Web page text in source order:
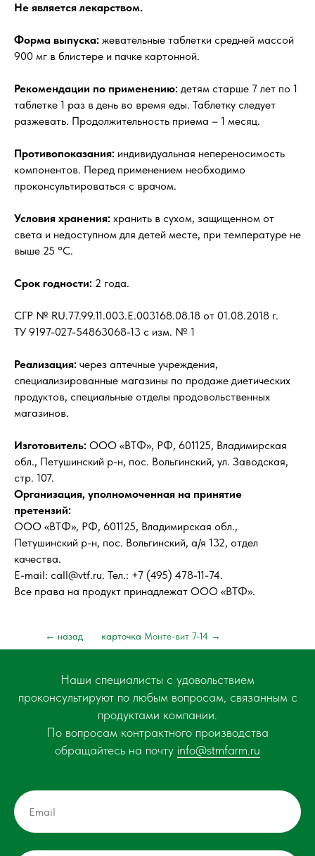
Не является лекарством.
Форма выпуска: жевательные таблетки средней массой
900 мг в блистере и пачке картонной.
Рекомендации по применению: детям старше 7 лет по 1
таблетке 1 раз в день во время еды. Таблетку следует
разжевать. Продолжительность приема – 1 месяц.
Противопоказания: индивидуальная непереносимость
компонентов. Перед применением необходимо
проконсультироваться с врачом.
Условия хранения: хранить в сухом, защищенном от
света и недоступном для детей месте, при температуре не
выше 25 °С.
Срок годности: 2 года.
СГР № RU.77.99.11.003.E.003168.08.18 от 01.08.2018 г.
ТУ 9197-027-54863068-13 с изм. № 1
Реализация: через аптечные учреждения,
специализированные магазины по продаже диетических
продуктов, специальные отделы продовольственных
магазинов.
Изготовитель: ООО «ВТФ», РФ, 601125, Владимирская
обл., Петушинский р-н, пос. Вольгинский, ул. Заводская,
стр. 107.
Организация, уполномоченная на принятие
претензий:
ООО «ВТФ», РФ, 601125, Владимирская обл.,
Петушинский р-н, пос. Вольгинский, а/я 132, отдел
качества.
E-mail: call@vtf.ru. Тел.: +7 (495) 478-11-74.
Все права на продукт принадлежат ООО «ВТФ».
карточка Монте-вит 7-14 →
← назад
Наши специалисты с удовольствием
проконсультируют по любым вопросам, связанным с
продуктами компании.
По вопросам контрактного производства
обращайтесь на почту info@stmfarm.ru